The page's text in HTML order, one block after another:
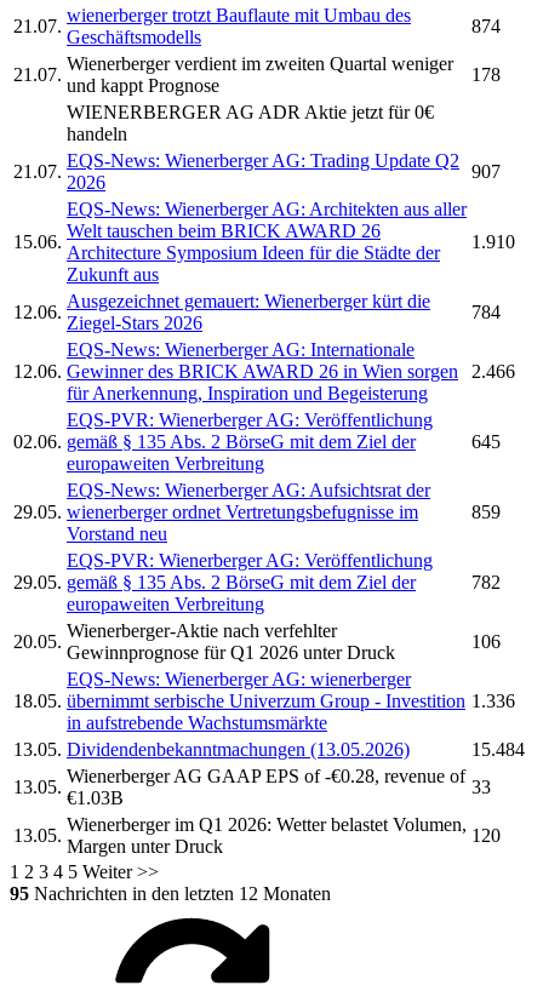
21.07.
wienerbergertrotzt Bauflaute mit Umbau des
Geschäftsmodells
874
21.07.
Wienerbergerverdient im zweiten Quartal weniger
und kappt Prognose
178
WIENERBERGER AG ADR Aktie jetzt für 0€
handeln
21.07.
EQS-News: Wienerberger AG: Trading Update Q2
2026
907
15.06.
EQS-News: Wienerberger AG: Architekten aus aller
Welt tauschen beim BRICK AWARD 26
Architecture Symposium Ideen für die Städte der
Zukunft aus
1.910
12.06.
Ausgezeichnet gemauert: Wienerbergerkürt die
Ziegel-Stars 2026
784
12.06.
EQS-News: Wienerberger AG: Internationale
Gewinner des BRICK AWARD 26 in Wien sorgen
für Anerkennung, Inspiration und Begeisterung
2.466
02.06.
EQS-PVR: Wienerberger AG: Veröffentlichung
gemäß § 135 Abs. 2 BörseG mit dem Ziel der
europaweiten Verbreitung
645
29.05.
EQS-News: Wienerberger AG: Aufsichtsrat der
wienerbergerordnet Vertretungsbefugnisse im
Vorstand neu
859
29.05.
EQS-PVR: Wienerberger AG: Veröffentlichung
gemäß § 135 Abs. 2 BörseG mit dem Ziel der
europaweiten Verbreitung
782
20.05.
Wienerberger-Aktie nach verfehlter
Gewinnprognose für Q1 2026 unter Druck
106
18.05.
EQS-News: Wienerberger AG: wienerberger
übernimmt serbische Univerzum Group - Investition
in aufstrebende Wachstumsmärkte
1.336
13.05. Dividendenbekanntmachungen (13.05.2026)
15.484
13.05.
Wienerberger AG GAAP EPS of -€0.28, revenue of
€1.03B
33
13.05.
Wienerbergerim Q1 2026: Wetter belastet Volumen,
Margen unter Druck
120
1 2 3 4 5 Weiter >>
95 Nachrichten in den letzten 12 Monaten